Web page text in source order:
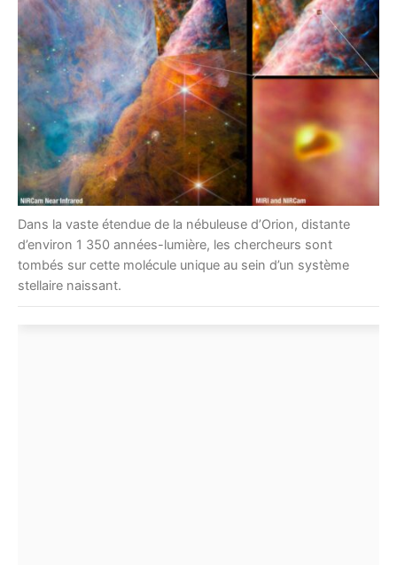
Dans la vaste étendue de la nébuleuse d’Orion, distante
d’environ 1 350 années-lumière, les chercheurs sont
tombés sur cette molécule unique au sein d’un système
stellaire naissant.